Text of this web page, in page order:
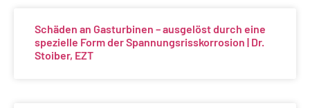
Schäden an Gasturbinen – ausgelöst durch eine
spezielle Form der Spannungsrisskorrosion | Dr.
Stoiber, EZT